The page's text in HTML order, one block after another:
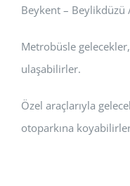
Beykent – Beylikdüzü
Metrobüsle
ulaşabilirler.
Özel araçlarıyla
otoparkına